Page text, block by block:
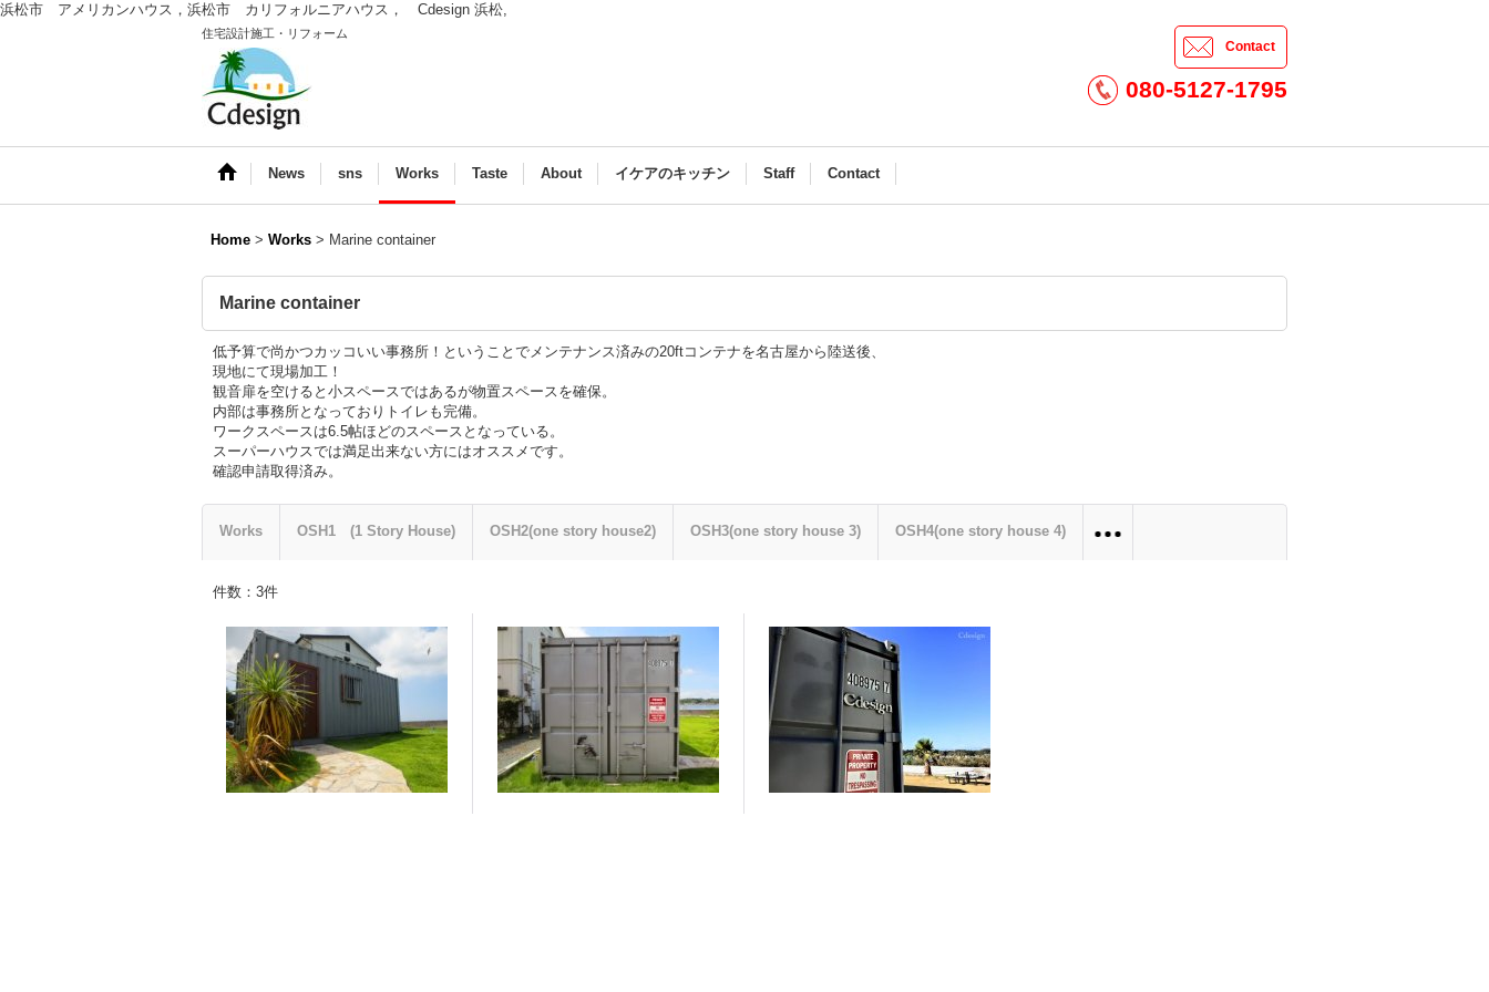
浜松市 アメリカンハウス，浜松市 カリフォルニアハウス， Cdesign 浜松,
住宅設計施工・リフォーム
Contact
080-5127-1795
News sns Works Taste About イケアのキッチン Staff Contact
Home > Works > Marine container
Marine container
低予算で尚かつカッコいい事務所！ということでメンテナンス済みの20ftコンテナを名古屋から陸送後、
現地にて現場加工！
観音扉を空けると小スペースではあるが物置スペースを確保。
内部は事務所となっておりトイレも完備。
ワークスペースは6.5帖ほどのスペースとなっている。
スーパーハウスでは満足出来ない方にはオススメです。
確認申請取得済み。
Works OSH1 (1 Story House) OSH2(one story house2) OSH3(one story house 3) OSH4(one story house 4)
件数 ： 3件